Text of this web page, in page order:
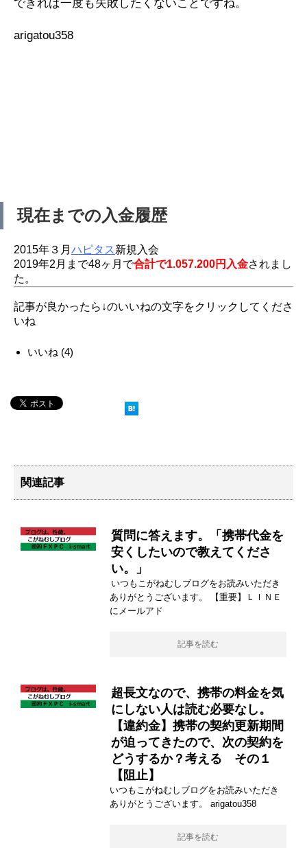
できれば一度も失敗したくないことですね。
arigatou358
現在までの入金履歴
2015年３月 ハピタス新規入会
2019年2月まで48ヶ月で合計で1.057.200円入金されまし
た。
記事が良かったら↓のいいねの文字をクリックしてくださ
いね
いいね (4)
関連記事
質問に答えます。「携帯代金を
安くしたいので教えてくださ
い。」
いつもこがねむしブログをお読みいただき
ありがとうございます。 【重要】ＬＩＮＥ
にメールアド
記事を読む
超長文なので、携帯の料金を気
にしない人は読む必要なし。
【違約金】携帯の契約更新期間
が迫ってきたので、次の契約を
どうするか？考える その１
【阻止】
いつもこがねむしブログをお読みいただき
ありがとうございます。 arigatou358
記事を読む